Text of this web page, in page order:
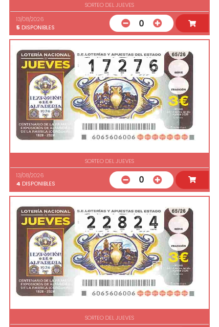
SORTEO DEL JUEVES
13/08/2026
5 DISPONIBLES 0
SORTEO DEL JUEVES
13/08/2026
4 DISPONIBLES 0
SORTEO DEL JUEVES